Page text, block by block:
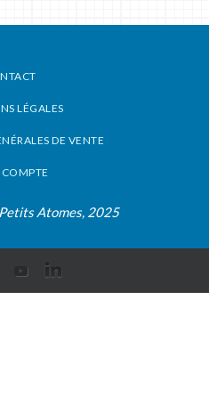
LÉGALES
DE VENTE
Atomes, 2025